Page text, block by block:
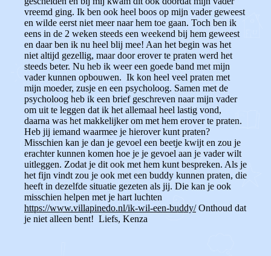
vreemd ging. Ik ben ook heel boos op mijn vader geweest
en wilde eerst niet meer naar hem toe gaan. Toch ben ik
eens in de 2 weken steeds een weekend bij hem geweest
en daar ben ik nu heel blij mee! Aan het begin was het
niet altijd gezellig, maar door erover te praten werd het
steeds beter. Nu heb ik weer een goede band met mijn
vader kunnen opbouwen. Ik kon heel veel praten met
mijn moeder, zusje en een psycholoog. Samen met de
psycholoog heb ik een brief geschreven naar mijn vader
om uit te leggen dat ik het allemaal heel lastig vond,
daarna was het makkelijker om met hem erover te praten.
Heb jij iemand waarmee je hierover kunt praten?
Misschien kan je dan je gevoel een beetje kwijt en zou je
erachter kunnen komen hoe je je gevoel aan je vader wilt
uitleggen. Zodat je dit ook met hem kunt bespreken. Als je
het fijn vindt zou je ook met een buddy kunnen praten, die
heeft in dezelfde situatie gezeten als jij. Die kan je ook
misschien helpen met je hart luchten
https://www.villapinedo.nl/ik-wil-een-buddy/Onthoud dat
je niet alleen bent! Liefs, Kenza